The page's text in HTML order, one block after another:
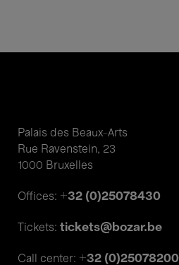
Palais des Beaux-Arts
Rue Ravenstein, 23
1000 Bruxelles
Offices: +32 (0)25078430
Tickets: tickets@bozar.be
Call center: +32 (0)25078200